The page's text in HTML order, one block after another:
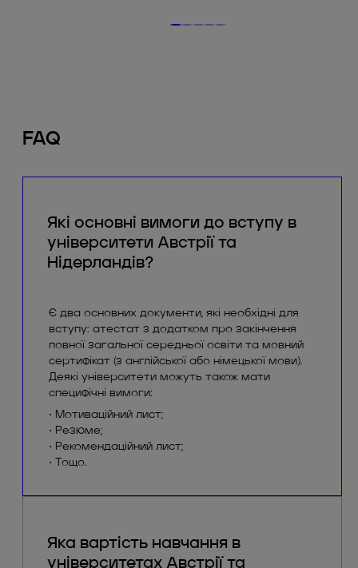
FAQ
Які основні вимоги до вступу в
університети Австрії та
Нідерландів?
Є два основних документи, які необхідні для
вступу: атестат з додатком про закінчення
повної загальної середньої освіти та мовний
сертифікат (з англійської або німецької мови).
Деякі університети можуть також мати
специфічні вимоги:
• Мотиваційний лист;
• Резюме;
• Рекомендаційний лист;
• Тощо.
Яка вартість навчання в
університетах Австрії та